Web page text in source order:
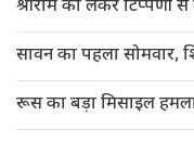
श्रीराम को लेकर टिप्पणी
सावन का पहला सोमवार,
रूस का बड़ा मिसाइल